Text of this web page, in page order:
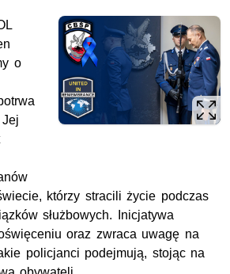
o
którzy stracili życie podczas
służbowych. Inicjatywa
oraz zwraca uwagę na
policjanci podejmują, stojąc na